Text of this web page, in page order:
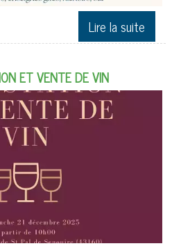
ET VENTE DE VIN